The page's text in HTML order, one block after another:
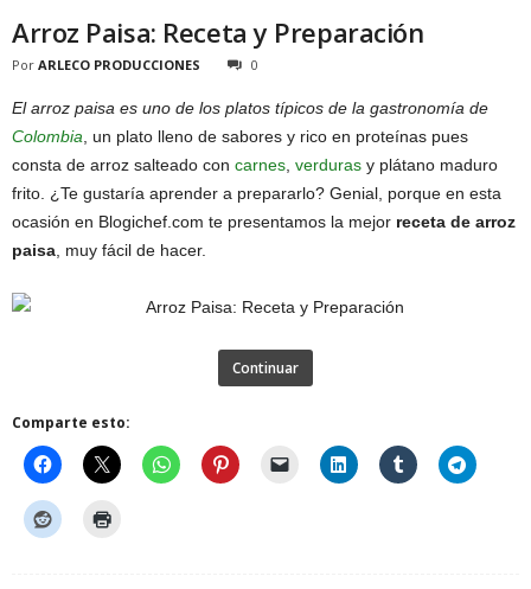
Arroz Paisa: Receta y Preparación
Por ARLECO PRODUCCIONES 0
El arroz paisa es uno de los platos típicos de la gastronomía de
Colombia , un plato lleno de sabores y rico en proteínas pues
consta de arroz salteado con carnes verduras y plátano maduro
frito. ¿Te gustaría aprender a prepararlo? Genial, porque en esta
ocasión en Blogichef.com te presentamos la mejor receta de arroz
paisa , muy fácil de hacer.
Continuar
Comparte esto: